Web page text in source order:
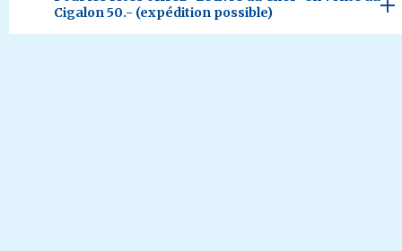
Cigalon 50.- (expédition possible)